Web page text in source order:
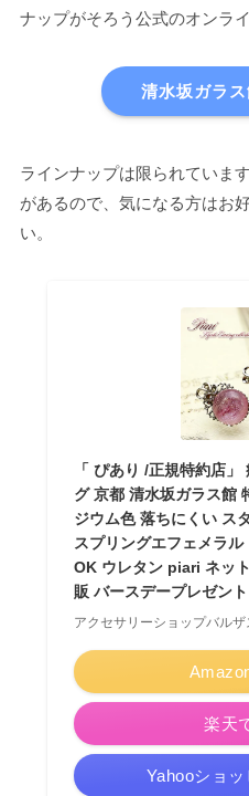
ナップがそろう公式のオンラ
清水坂ガラ
ラインナップは限られていま
があるので、気になる方はお
い。
「 ぴあり /正規特約店
グ 京都 清水坂ガラス館
ジウム色 落ちにくい ス
スプリングエフェメラ
OK ウレタン piari ネッ
販 バースデープレゼント
アクセサリーショップバルザ
楽天
Yahooショ